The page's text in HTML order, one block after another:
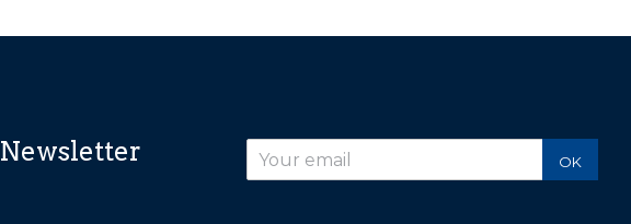
Newsletter OK